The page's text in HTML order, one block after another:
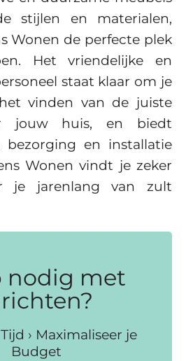
stijlen en materialen,
Wonen de perfecte plek
Het vriendelijke en
staat klaar om je
vinden van de juiste
jouw huis, en biedt
bezorging en installatie
Wonen vindt je zeker
je jarenlang van zult
nodig met
› Maximaliseer je
Budget